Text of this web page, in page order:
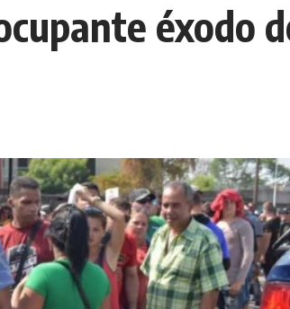
éxodo